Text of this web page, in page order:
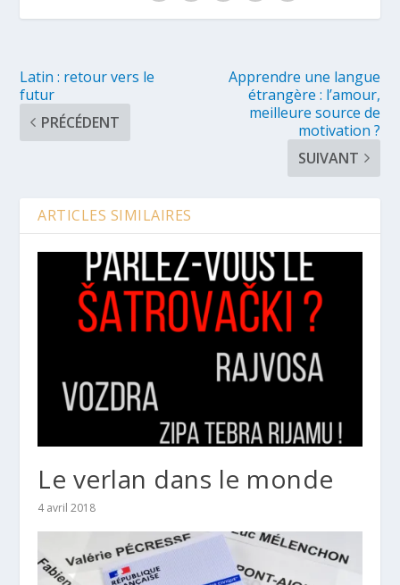
Latin : retour vers le
futur
PRÉCÉDENT
Apprendre une langue
étrangère : l’amour,
meilleure source de
motivation ?
SUIVANT
ARTICLES SIMILAIRES
Le verlan dans le monde
4 avril 2018